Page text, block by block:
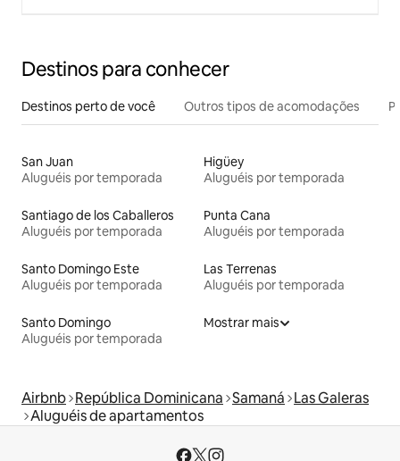
Destinos para conhecer
Destinos perto de você Outros tipos de acomodações
San Juan
Aluguéis por temporada
Higüey
Aluguéis por temporada
Santiago de los Caballeros
Aluguéis por temporada
Punta Cana
Aluguéis por temporada
Santo Domingo Este
Aluguéis por temporada
Las Terrenas
Aluguéis por temporada
Santo Domingo
Aluguéis por temporada
Mostrar mais
Airbnb República Dominicana Samaná Las Galeras
Aluguéis de apartamentos